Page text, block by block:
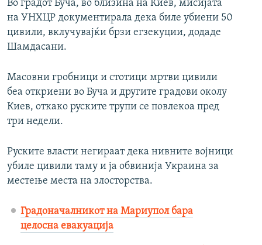
Во градот Буча, во близина на Киев, мисијата
на УНХЦР документирала дека биле убиени 50
цивили, вклучувајќи брзи егзекуции, додаде
Шамдасани.
Масовни гробници и стотици мртви цивили
беа откриени во Буча и другите градови околу
Киев, откако руските трупи се повлекоа пред
три недели.
Руските власти негираат дека нивните војници
убиле цивили таму и ја обвинија Украина за
местење места на злосторства.
Градоначалникот на Мариупол бара
целосна евакуација